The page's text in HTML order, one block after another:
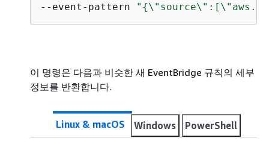
--event-pattern
" {
이 명령은 다음과 비슷한 새 EventBridge 규칙의 세부
정보를 반환합니다.
Linux & macOS Windows PowerShell